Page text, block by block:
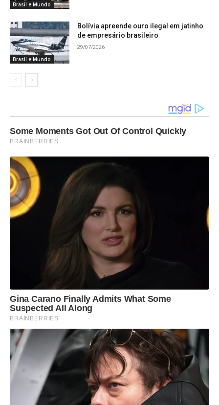
Brasil e Mundo
Brasil e Mundo
Bolívia apreende ouro ilegal em jatinho
de empresário brasileiro
29/07/2026
Some Moments Got Out Of Control Quickly
BRAINBERRIES
Gina Carano Finally Admits What Some
Suspected All Along
BRAINBERRIES